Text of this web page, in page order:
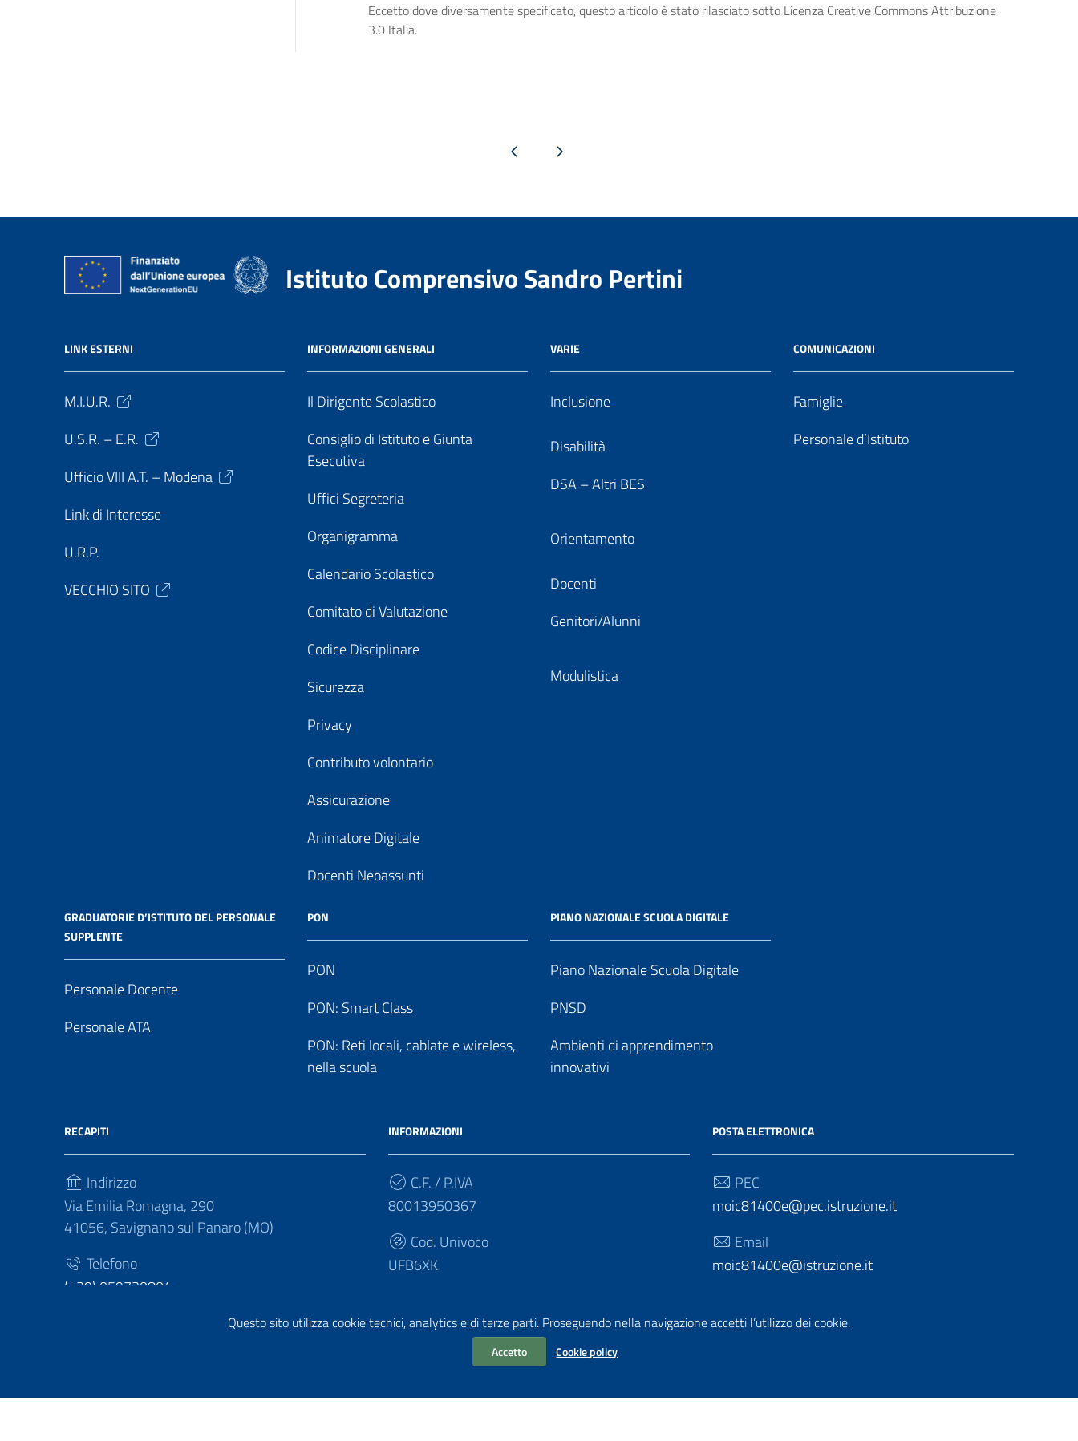
Questo sito utilizza cookie tecnici, analytics e di terze parti. Proseguendo nella navigazione accetti l’utilizzo dei cookie.
Accetto Cookie policy
Eccetto dove diversamente specificato, questo articolo è stato rilasciato sotto Licenza Creative Commons Attribuzione
3.0 Italia.
Pagina precedentePagina successiva
Istituto Comprensivo Sandro Pertini
LINK ESTERNI
M.I.U.R.
U.S.R. – E.R.
Ufficio VIII A.T. – Modena
Link di Interesse
U.R.P.
VECCHIO SITO
INFORMAZIONI GENERALI
Il Dirigente Scolastico
Consiglio di Istituto e Giunta
Esecutiva
Uffici Segreteria
Organigramma
Calendario Scolastico
Comitato di Valutazione
Codice Disciplinare
Sicurezza
Privacy
Contributo volontario
Assicurazione
Animatore Digitale
Docenti Neoassunti
VARIE
Inclusione
Disabilità
DSA – Altri BES
Orientamento
Docenti
Genitori/Alunni
Modulistica
COMUNICAZIONI
Famiglie
Personale d’Istituto
GRADUATORIE D’ISTITUTO DEL PERSONALE
SUPPLENTE
Personale Docente
Personale ATA
PON
PON
PON: Smart Class
PON: Reti locali, cablate e wireless,
nella scuola
PIANO NAZIONALE SCUOLA DIGITALE
Piano Nazionale Scuola Digitale
PNSD
Ambienti di apprendimento
innovativi
RECAPITI
Indirizzo
Via Emilia Romagna, 290
41056, Savignano sul Panaro (MO)
Telefono
(+39) 059730804
INFORMAZIONI
C.F. / P.IVA
80013950367
Cod. Univoco
UFB6XK
POSTA ELETTRONICA
PEC
moic81400e@pec.istruzione.it
Email
moic81400e@istruzione.it